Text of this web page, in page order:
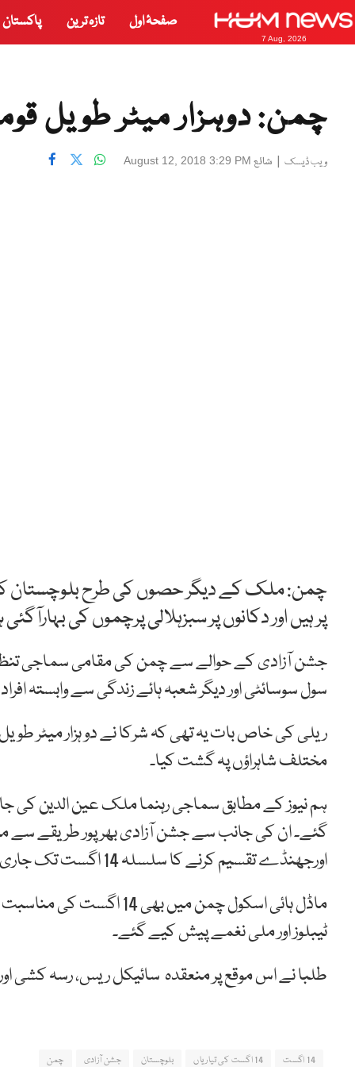
7 Aug, 2026
صفحۂ اول تازہ ترین پاکستان
چمن: دوہزار میٹر طویل
ویب ڈیسک | شائع August 12, 2018 3:29 PM
چمن: ملک کے دیگر حصوں کی طرح بلوچستان
پر ہیں اور دکانوں پر سبزہلالی پرچموں کی
جشن آزادی کے حوالے سے چمن کی مقامی سماجی
سول سوسائٹی اور دیگر شعبہ ہائے زندگی سے وابستہ
ریلی کی خاص بات یہ تھی کہ شرکا نے دو ہزار میٹر
مختلف شاہراؤں پہ گشت کیا۔
ہم نیوز کے مطابق سماجی رہنما ملک عین الدین کی
گئے۔ ان کی جانب سے جشن آزادی بھرپور طریقے سے
اورجھنڈے تقسیم کرنے کا سلسلہ 14 اگست تک جاری رہے گا۔
ماڈل ہائی اسکول چمن
ٹیبلوز اور ملی نغمے پیش کیے گئے۔
طلبا نے اس موقع پر منعقدہ سائیکل ریس، رسہ کشی
14 اگست 14 اگست کی تیاریاں بلوچستان جشن آزادی چمن